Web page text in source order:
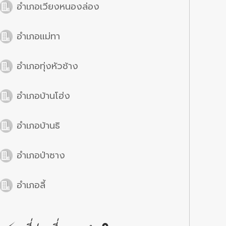
อำเภอเวียงหนองล่อง
อำเภอแม่ทา
อำเภอทุ่งหัวช้าง
อำเภอบ้านโฮ่ง
อำเภอบ้านธิ
อำเภอป่าซาง
อำเภอลี้